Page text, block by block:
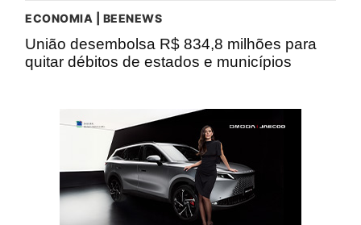
ECONOMIA | BEENEWS
União desembolsa R$ 834,8 milhões para
quitar débitos de estados e municípios